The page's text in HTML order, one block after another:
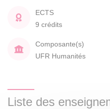
ECTS
9 crédits
Composante(s)
UFR Humanités
Liste des